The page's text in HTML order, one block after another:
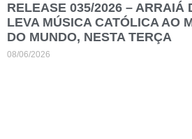
RELEASE 035/2026 – ARRAIÁ
LEVA MÚSICA CATÓLICA AO
DO MUNDO, NESTA TERÇA
08/06/2026